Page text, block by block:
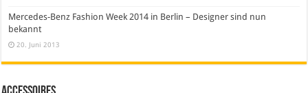
Mercedes-Benz Fashion Week 2014 in Berlin – Designer sind nun
bekannt
20. Juni 2013